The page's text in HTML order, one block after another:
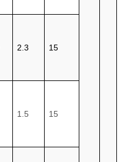
2.3 15
1.5 15